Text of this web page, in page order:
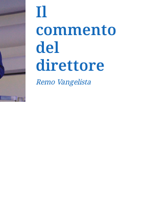
Il
commento
del
direttore
Remo Vangelista